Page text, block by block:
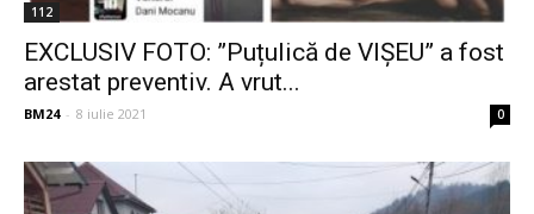
112
EXCLUSIV FOTO: ”Puțulică de VIȘEU” a fost
arestat preventiv. A vrut...
BM24 - 8 iulie 2021 0